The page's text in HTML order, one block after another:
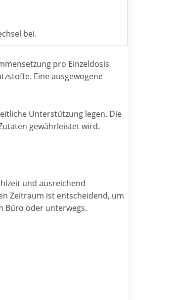
bei.
pro Einzeldosis
Eine ausgewogene
Unterstützung legen. Die
gewährleistet wird.
und ausreichend
Zeitraum ist entscheidend, um
Büro oder unterwegs.